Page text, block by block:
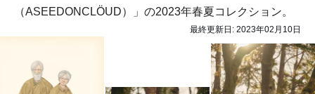
（ASEEDONCLÖUD）」の2023年春夏コレクション。
最終更新日: 2023年02月10日